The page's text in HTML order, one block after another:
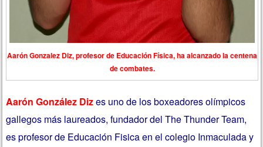
Aarón Gonzalez Diz, profesor de Educación Física, ha alcanzado la centena
de combates.
Aarón González Dizes uno de los boxeadores olímpicos
gallegos más laureados, fundador del The Thunder Team,
es profesor de Educación Fisica en el colegio Inmaculada y